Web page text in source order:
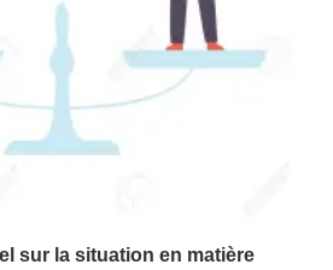
sur la situation en matière